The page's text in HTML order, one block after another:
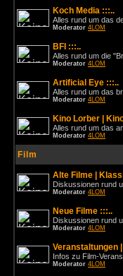
Koch Media :::..
Alles rund um das
Moderator 4LOM
BFI :::..
Alles rund um die
Moderator 4LOM
Artificial Eye :::..
Alles rund um das
Moderator 4LOM
Kino Lorber |
Alles rund um das
Moderator 4LOM
Film
Alte Filme |
Diskussionen rund
Moderator 4LOM
Neue Filme :::..
Diskussionen rund
Moderator 4LOM
Veranstaltungen
Infos zu Film-
Moderator 4LOM